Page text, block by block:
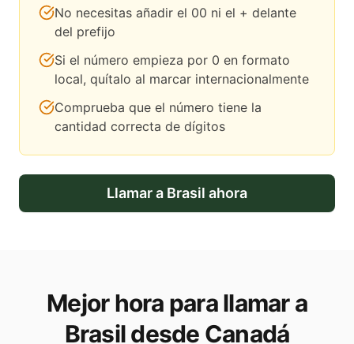
No necesitas añadir el 00 ni el + delante
del prefijo
Si el número empieza por 0 en formato
local, quítalo al marcar internacionalmente
Comprueba que el número tiene la
cantidad correcta de dígitos
Llamar a Brasil ahora
Mejor hora para llamar a
Brasil desde Canadá